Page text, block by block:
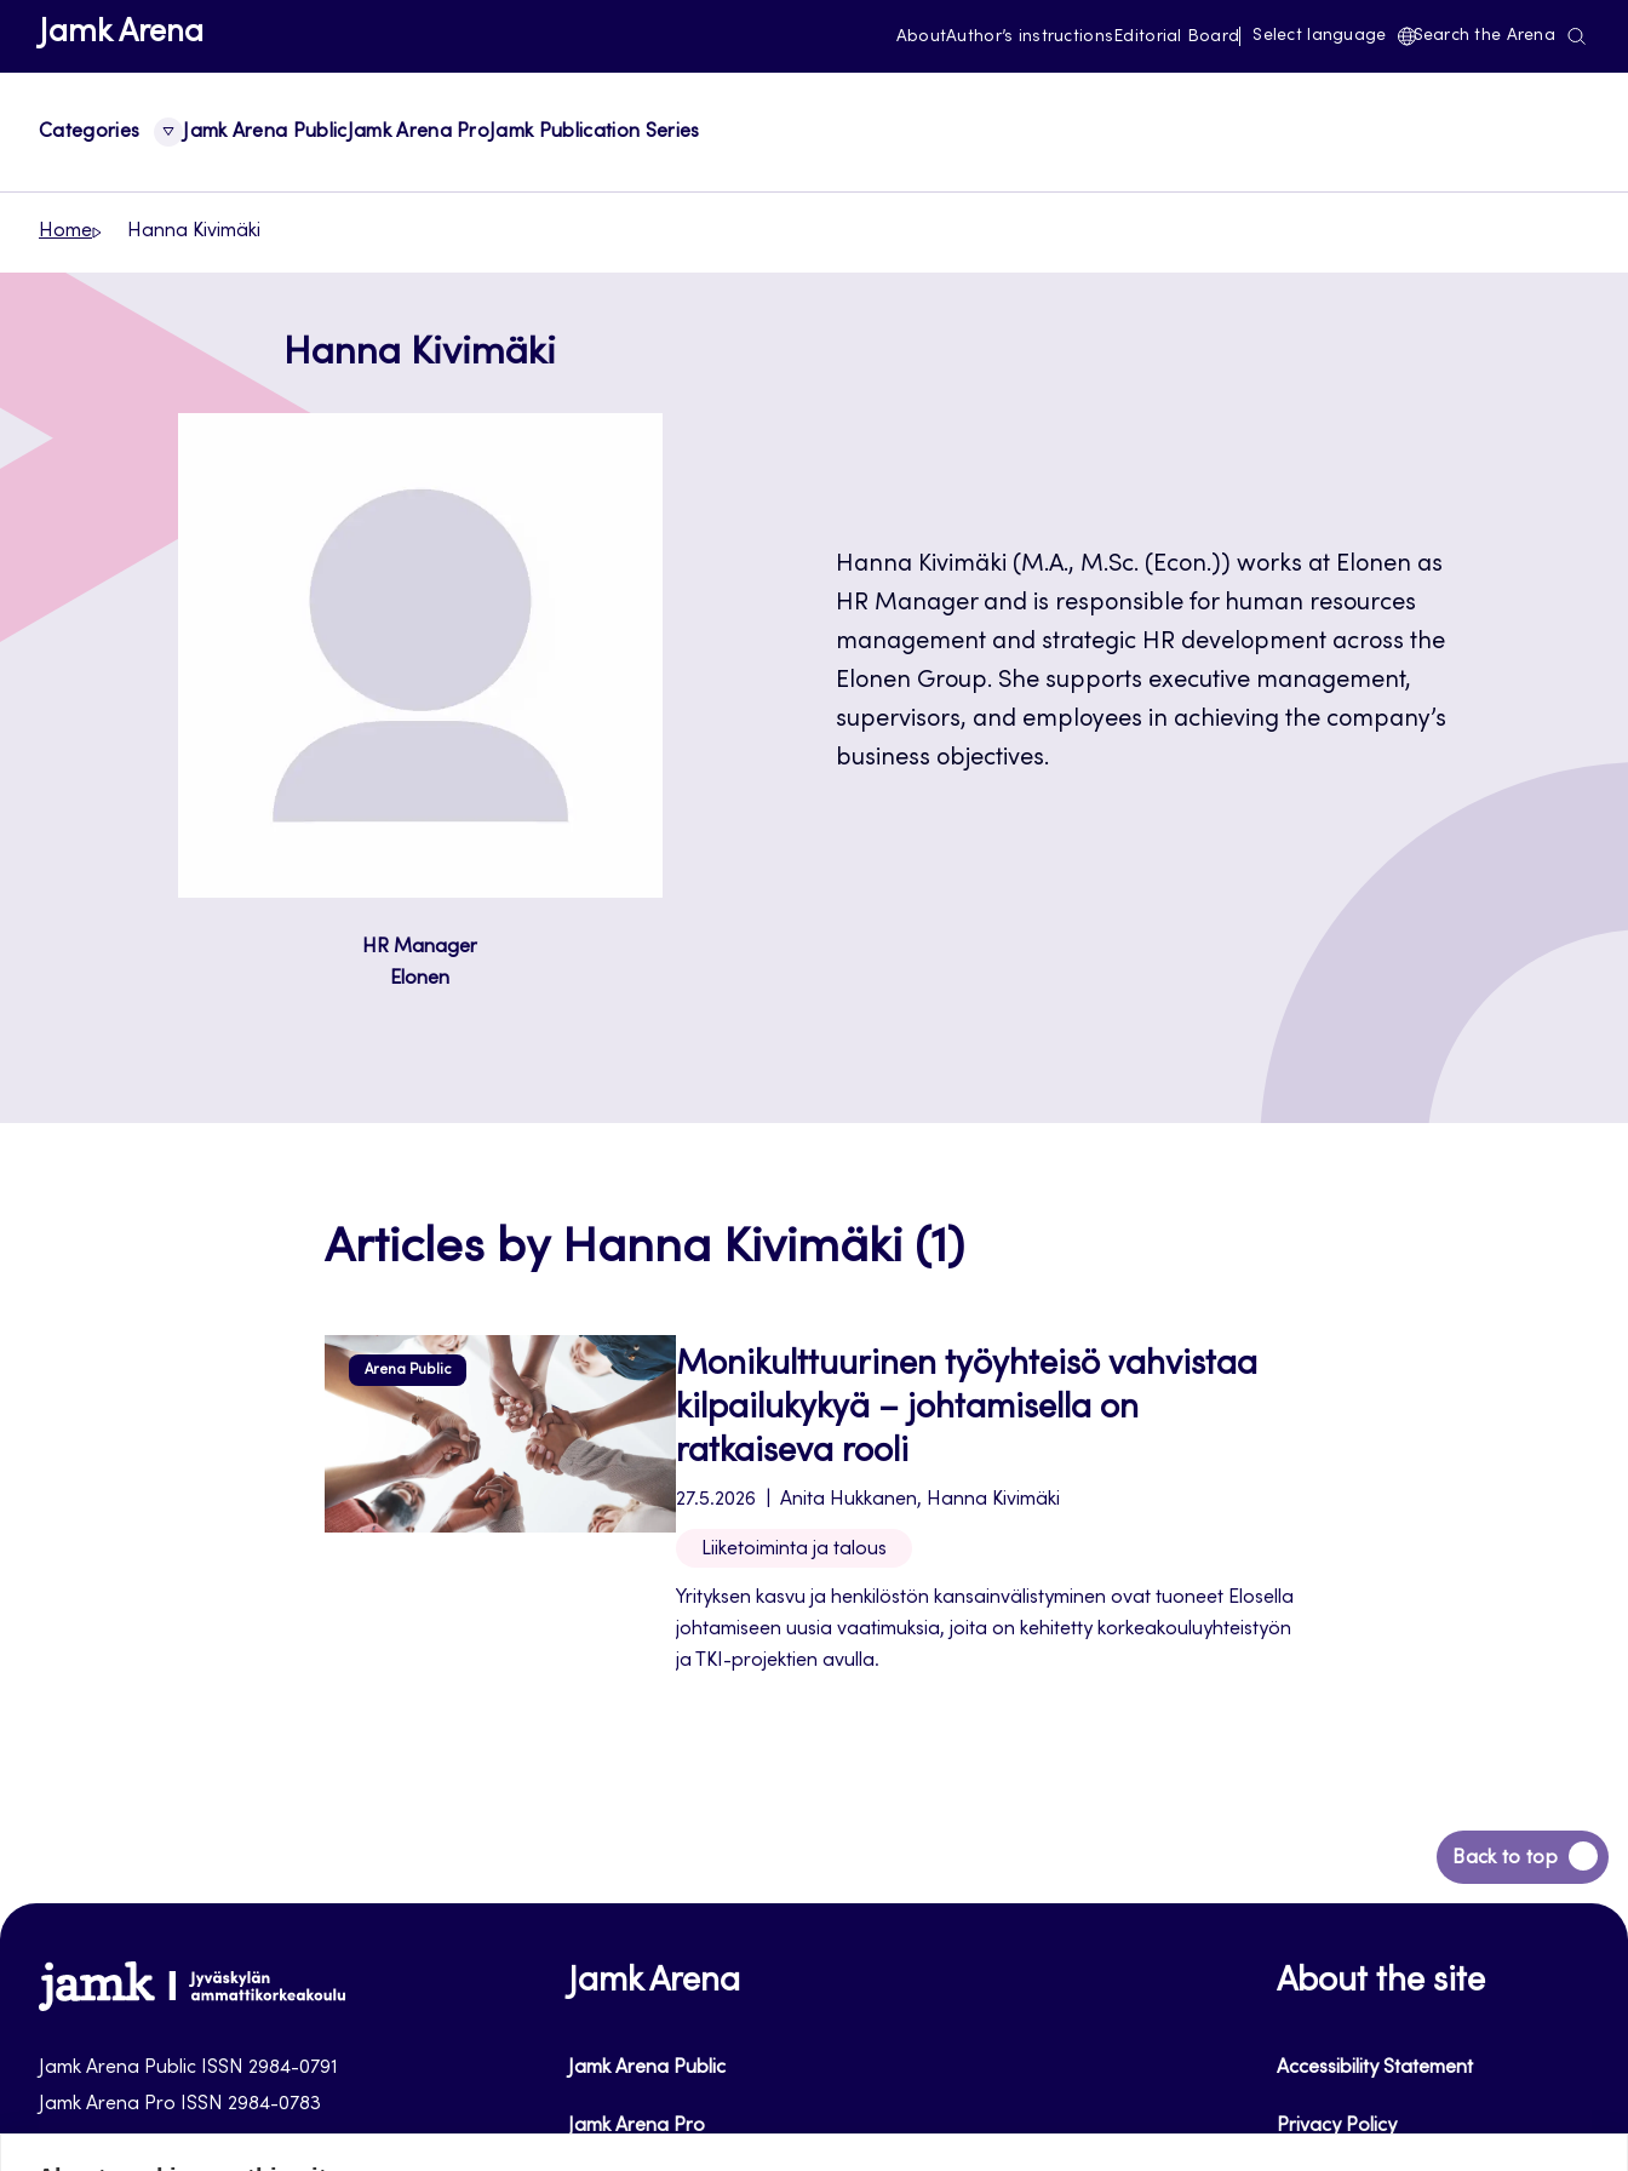
SkipJamk Arena AboutAuthor’s instructionsEditorial Board Select language Search the Arena
Categories Jamk Arena PublicJamk Arena Pro Jamk Publication Series
Home Hanna Kivimäki
Hanna Kivimäki
HR Manager
Elonen
Hanna Kivimäki (M.A., M.Sc. (Econ.)) works at Elonen as
HR Manager and is responsible for human resources
management and strategic HR development across the
Elonen Group. She supports executive management,
supervisors, and employees in achieving the company’s
business objectives.
Articles by Hanna Kivimäki (1)
Arena Public
Monikulttuurinen työyhteisö vahvistaa
kilpailukykyä – johtamisella on
ratkaiseva rooli
27.5.2026 Anita Hukkanen, Hanna Kivimäki
Liiketoiminta ja talous
Yrityksen kasvu ja henkilöstön kansainvälistyminen ovat tuoneet Elosella
johtamiseen uusia vaatimuksia, joita on kehitetty korkeakouluyhteistyön
ja TKI-projektien avulla.
Back to top
Back
to
Jamk-
arena
Jamk Arena Public ISSN 2984-0791
Jamk Arena Pro ISSN 2984-0783
Jamk University of Applied Sciences publications.
Jamk Arena
Jamk Arena Public
Jamk Arena Pro
About the site
Accessibility Statement
Privacy Policy